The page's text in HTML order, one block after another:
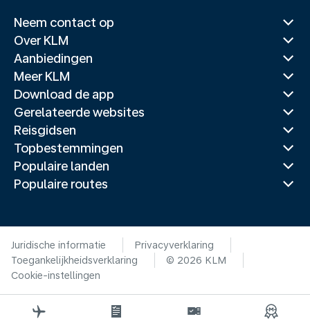
Neem contact op
Over KLM
Aanbiedingen
Meer KLM
Download de app
Gerelateerde websites
Reisgidsen
Topbestemmingen
Populaire landen
Populaire routes
Juridische informatie
Privacyverklaring
Toegankelijkheidsverklaring
© 2026 KLM
Cookie-instellingen